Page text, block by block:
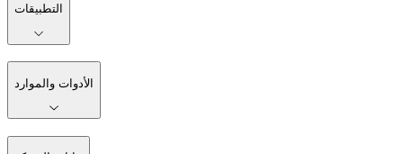
التطبيقات
الأدوات والموارد